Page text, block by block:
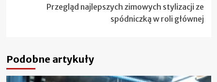
Przegląd najlepszych zimowych stylizacji ze
spódniczką w roli głównej
Podobne artykuły